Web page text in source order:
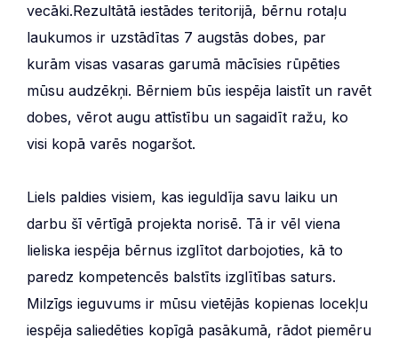
vecāki.Rezultātā iestādes teritorijā, bērnu rotaļu
laukumos ir uzstādītas 7 augstās dobes, par
kurām visas vasaras garumā mācīsies rūpēties
mūsu audzēkņi. Bērniem būs iespēja laistīt un ravēt
dobes, vērot augu attīstību un sagaidīt ražu, ko
visi kopā varēs nogaršot.
Liels paldies visiem, kas ieguldīja savu laiku un
darbu šī vērtīgā projekta norisē. Tā ir vēl viena
lieliska iespēja bērnus izglītot darbojoties, kā to
paredz kompetencēs balstīts izglītības saturs.
Milzīgs ieguvums ir mūsu vietējās kopienas locekļu
iespēja saliedēties kopīgā pasākumā, rādot piemēru